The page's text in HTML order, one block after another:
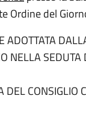
Ordine del
NELLA
DEL CONSIGLIO